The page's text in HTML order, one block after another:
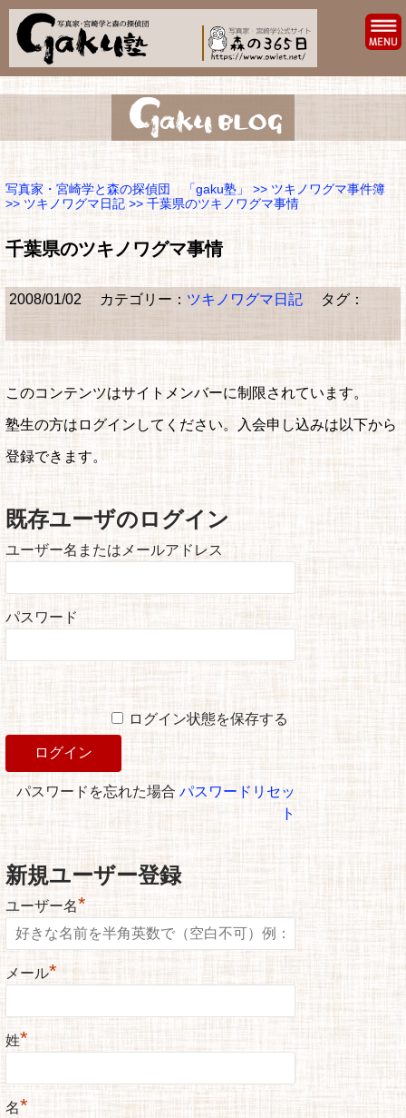
写真家・宮崎学と森の探偵団 「gaku塾」 >> ツキノワグマ事件簿
>> ツキノワグマ日記 >> 千葉県のツキノワグマ事情
千葉県のツキノワグマ事情
2008/01/02 カテゴリー： ツキノワグマ日記 タグ：
このコンテンツはサイトメンバーに制限されています。
塾生の方はログインしてください。入会申し込みは以下から
登録できます。
既存ユーザのログイン
ユーザー名またはメールアドレス
パスワード
ログイン状態を保存する
パスワードを忘れた場合パスワードリセッ
ト
新規ユーザー登録
ユーザー名*
メール*
姓*
名*